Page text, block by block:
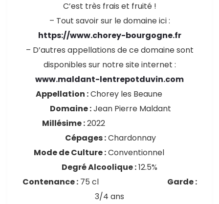
C’est très frais et fruité !
– Tout savoir sur le domaine ici :
https://www.chorey-bourgogne.fr
– D’autres appellations de ce domaine sont
disponibles sur notre site internet :
www.maldant-lentrepotduvin.com
Appellation :Chorey les Beaune
Domaine :Jean Pierre Maldant
Millésime :2022
Cépages :Chardonnay
Mode de Culture :Conventionnel
Degré Alcoolique :12.5%
Contenance :75 cl Garde :
3/4 ans